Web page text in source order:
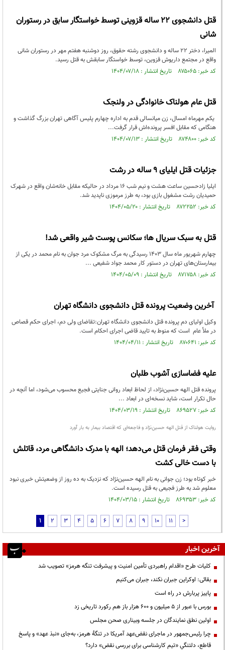
قتل دانشجوی ۲۲ ساله قزوینی توسط خواستگار سابق در رستوران
شانی
المیرا، دختر ۲۲ ساله و دانشجوی رشته حقوق، روز دوشنبه هفتم مهر در رستوران شانی
واقع در مجتمع داریوش قزوین، توسط خواستگار سابقش به قتل رسید.
کد خبر: ۸۷۵۰۶۵ تاریخ انتشار : ۱۴۰۴/۰۷/۱۸
قتل عام هولناک خانوادگی در ولنجک
یکم مهرماه امسال، زن میانسالی قدم به اداره چهارم پلیس آگاهی تهران بزرگ گذاشت و
هنگامی که مقابل افسر پرونده‌اش قرار گرفت...
کد خبر: ۸۷۴۸۰۰ تاریخ انتشار : ۱۴۰۴/۰۷/۱۳
جزئیات قتل ایلیای ۹ ساله در رشت
ایلیا زادحسین ساعت هشت و نیم شب ۱۶ مرداد در حالیکه مقابل خانه‌شان واقع در شهرک
حمیدیان رشت مشغول بازی بود، به طرز مرموزی ناپدید شد.
کد خبر: ۸۷۲۲۵۲ تاریخ انتشار : ۱۴۰۴/۰۵/۲۰
قتل به سبک سریال ها؛ سکانس پوست شیر واقعی شد!
چهارم شهریور ماه سال ۱۴۰۳ رسیدگی به مرگ مشکوک مرد جوان به نام محمد در یکی از
بیمارستان‌های تهران در دستور کار محمد جواد شفیعی ...
کد خبر: ۸۷۱۷۵۸ تاریخ انتشار : ۱۴۰۴/۰۵/۰۹
آخرین وضعیت پرونده قتل دانشجوی دانشگاه تهران
وکیل اولیای دم پرونده قتل دانشجوی دانشگاه تهران:تقاضای ولی دم، اجرای حکم قصاص
در ملأ عام است که منوط به تایید قاضی اجرای احکام است.
کد خبر: ۸۷۰۶۴۱ تاریخ انتشار : ۱۴۰۴/۰۴/۱۱
علیه فضاسازی آشوب طلبان
پرونده قتل الهه حسین‌نژاد، از لحاظ ابعاد روانی جنایتی فجیع محسوب می‌شود، اما آنچه در
حال تکرار است، شاید نسخه‌ای در ابعاد ...
کد خبر: ۸۶۹۵۲۷ تاریخ انتشار : ۱۴۰۴/۰۳/۱۹
روایت هولناک از قتل الهه حسین‌نژاد و فاجعه‌ای که اقتصاد بیمار به بار آورد
وقتی فقر فرمان قتل می‌دهد؛ الهه با مدرک دانشگاهی مرد، قاتلش
با دست خالی کشت
خبر کوتاه بود؛ زن جوانی به نام الهه حسین‌نژاد که نزدیک به ده روز از وضعیتش خبری نبود
معلوم شد به طرز فجیعی به قتل رسیده است.
کد خبر: ۸۶۹۳۵۳ تاریخ انتشار : ۱۴۰۴/۰۳/۱۵
1 2 3 4 5 6 7 8 9 10 11 >
آخرین اخبار
کلیات طرح «اقدام راهبردی تأمین امنیت و پیشرفت تنگه هرمز» تصویب شد
بقائی: اوکراین جبران نکند، جبران می‌کنیم
پاییز پربارش در راه است
بورس با عبور از ۵ میلیون و ۶۰۰ هزار باز هم رکورد تاریخی زد
اولین نطق نمایندگان در جلسه وبیناری صحن مجلس
چرا رئیس‌جمهور در ماجرای نقض‌عهد آمریکا در تنگهٔ هرمز، به‌جای «نبذ عهد» و پاسخ
قاطع، دلتنگیِ «تیم کارشناسی برای بررسی نقض» دارد؟